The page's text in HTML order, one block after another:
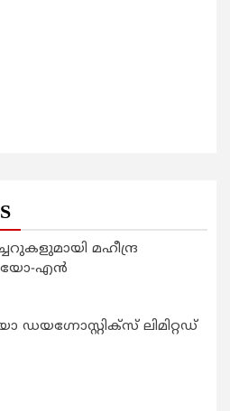
മഹീന്ദ്ര
എൻ
ഡയഗ്നോസ്റ്റിക്സ് ലിമിറ്റഡ്